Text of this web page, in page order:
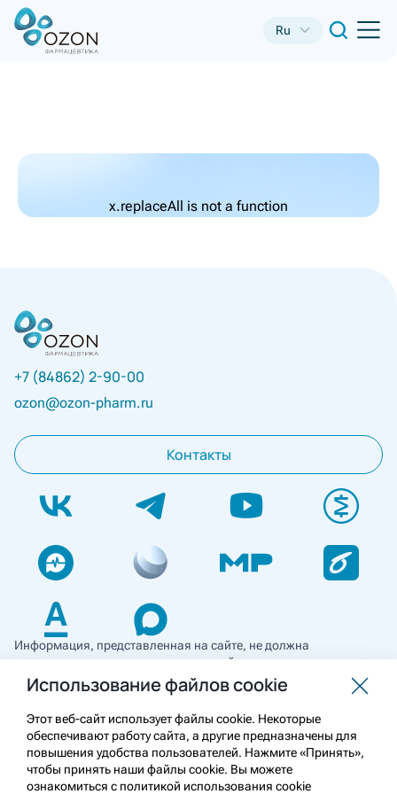
Ru
x.replaceAll is not a function
+7 (84862) 2-90-00
ozon@ozon-pharm.ru
Контакты
Информация, представленная на сайте, не должна
использоваться для самостоятельной диагностики и лечения
и не может служить заменой очной консультации врача. Перед
применением необходимо ознакомиться
с противопоказаниями препарата. Информация
о лекарственных средствах рецептурного отпуска
предназначена для медицинских и фармацевтических
работников.
Использование файлов cookie
Этот веб-сайт использует файлы cookie. Некоторые
обеспечивают работу сайта, а другие предназначены для
повышения удобства пользователей. Нажмите «Принять»,
чтобы принять наши файлы cookie. Вы можете
ознакомиться с политикой использования cookie